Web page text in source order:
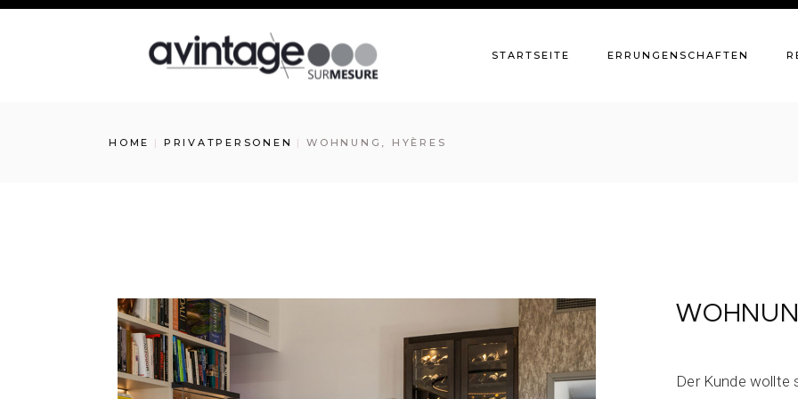
STARTSEITE ERRUNGENSCHAFTEN
HOME PRIVATPERSONEN WOHNUNG, HYÈRES
Der Kunde wollte